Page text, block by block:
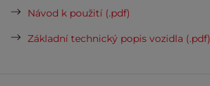
Návod k použití (.pdf)
Základní technický popis vozidla (.pdf)